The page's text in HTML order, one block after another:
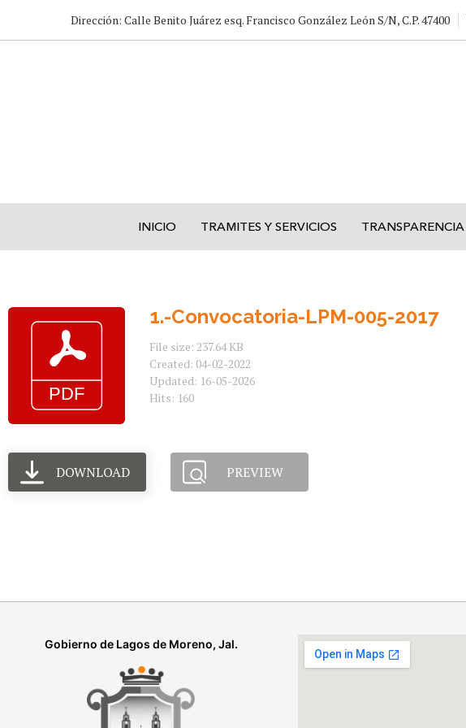
Dirección: Calle Benito Juárez esq. Francisco González León S/N, C.P. 47400
INICIO TRAMITES Y SERVICIOS TRANSPARENCIA
1.-Convocatoria-LPM-005-2017
File size: 237.64 KB
Created: 04-02-2022
Updated: 16-05-2026
Hits: 160
DOWNLOAD PREVIEW
Gobierno de Lagos de Moreno, Jal.